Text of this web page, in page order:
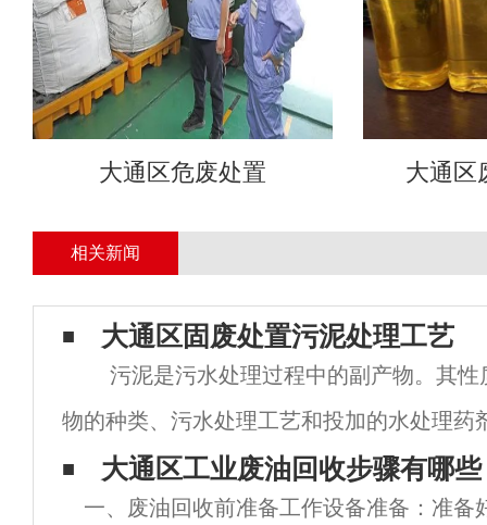
大通区危废处置 大通区
相关新闻
大通区固废处置污泥处理工艺
污泥是污水处理过程中的副产物。其性
物的种类、污水处理工艺和投加的水处理药
其共同点是含水率均高达百分之98.5~百分
性质不同，处
大通区工业废油回收步骤有哪
一、废油回收前准备工作设备准备：准备